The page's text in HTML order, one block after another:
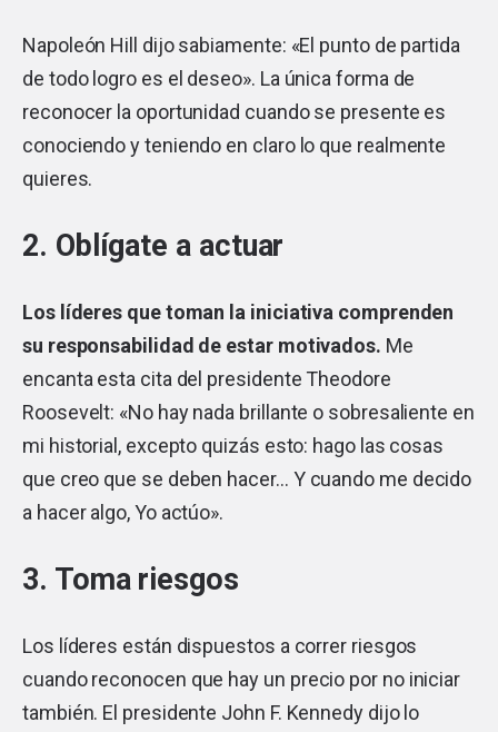
Napoleón Hill dijo sabiamente: «El punto de partida
de todo logro es el deseo». La única forma de
reconocer la oportunidad cuando se presente es
conociendo y teniendo en claro lo que realmente
quieres.
2. Oblígate a actuar
Los líderes que toman la iniciativa comprenden
su responsabilidad de estar motivados. Me
encanta esta cita del presidente Theodore
Roosevelt: «No hay nada brillante o sobresaliente en
mi historial, excepto quizás esto: hago las cosas
que creo que se deben hacer… Y cuando me decido
a hacer algo, Yo actúo».
3. Toma riesgos
Los líderes están dispuestos a correr riesgos
cuando reconocen que hay un precio por no iniciar
también. El presidente John F. Kennedy dijo lo